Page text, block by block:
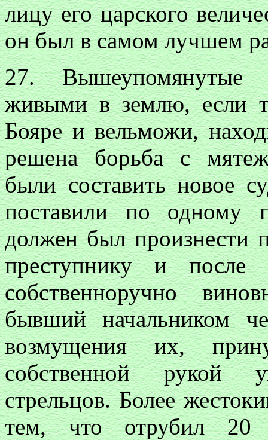
лицу его царского
он был в самом лучшем
27. Вышеупомянутые
живыми в землю, если
Бояре и вельможи,
решена борьба с
были составить новое
поставили по одному
должен был произнести
преступнику и после
собственноручно
бывший начальником
возмущения их,
собственной рукой
стрельцов. Более
тем, что отрубил 20